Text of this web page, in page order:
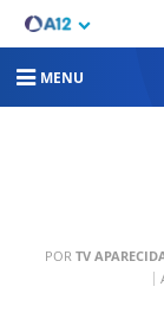
MENU
POR TV